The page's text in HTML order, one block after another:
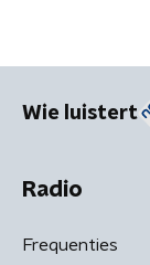
Wie luistert
Radio
Frequenties